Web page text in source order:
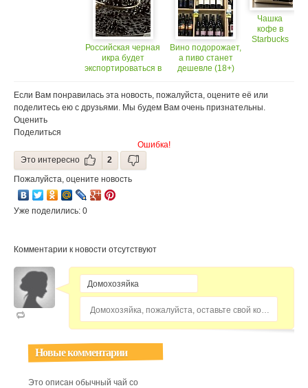
Российская черная
икра будет
экспортироваться в
Вино подорожает,
а пиво станет
дешевле (18+)
прилавках
(18+)
Чашка
кофе в
Starbucks
Если Вам понравилась эта новость, пожалуйста, оцените её или
поделитесь ею с друзьями. Мы будем Вам очень признательны.
Оценить
Поделиться
Ошибка!
Это интересно
2
Пожалуйста, оцените новость
Уже поделились: 0
Комментарии к новости отсутствуют
Домохозяйка, пожалуйста, оставьте свой комментарий...
Новые комментарии
Это описан обычный чай со